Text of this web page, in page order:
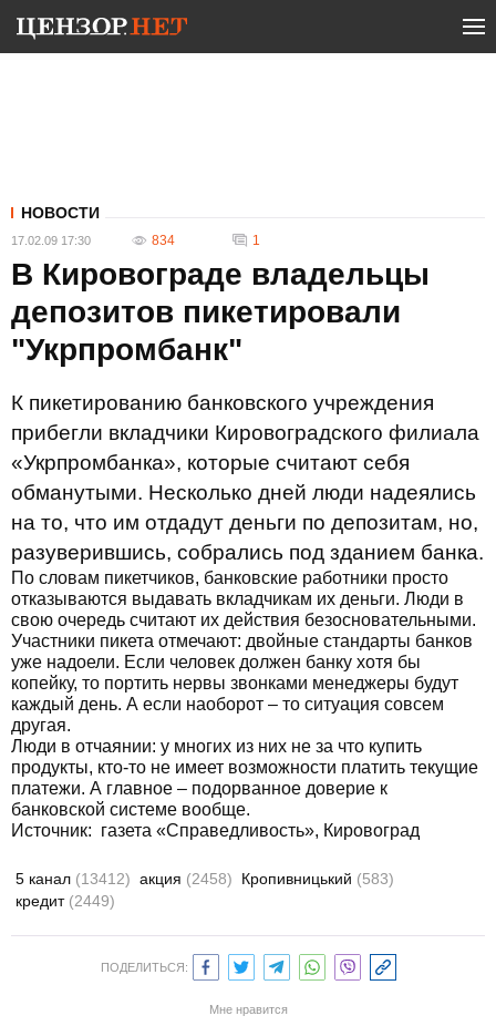
НОВОСТИ
17.02.09 17:30 834 1
В Кировограде владельцы
депозитов пикетировали
"Укрпромбанк"
К пикетированию банковского учреждения
прибегли вкладчики Кировоградского филиала
«Укрпромбанка», которые считают себя
обманутыми. Несколько дней люди надеялись
на то, что им отдадут деньги по депозитам, но,
разуверившись, собрались под зданием банка.
По словам пикетчиков, банковские работники просто
отказываются выдавать вкладчикам их деньги. Люди в
свою очередь считают их действия безосновательными.
Участники пикета отмечают: двойные стандарты банков
уже надоели. Если человек должен банку хотя бы
копейку, то портить нервы звонками менеджеры будут
каждый день. А если наоборот – то ситуация совсем
другая.
Люди в отчаянии: у многих из них не за что купить
продукты, кто-то не имеет возможности платить текущие
платежи. А главное – подорванное доверие к
банковской системе вообще.
Источник: газета «Справедливость», Кировоград
5 канал (13412) акция (2458) Кропивницький (583)
кредит (2449)
ПОДЕЛИТЬСЯ:
Мне нравится